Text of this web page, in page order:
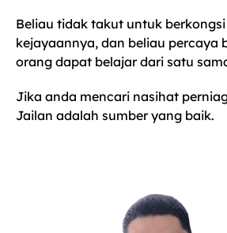
Beliau tidak takut untuk
kejayaannya, dan beliau percaya
orang dapat belajar dari satu
Jika anda mencari nasihat
Jailan adalah sumber yang baik.